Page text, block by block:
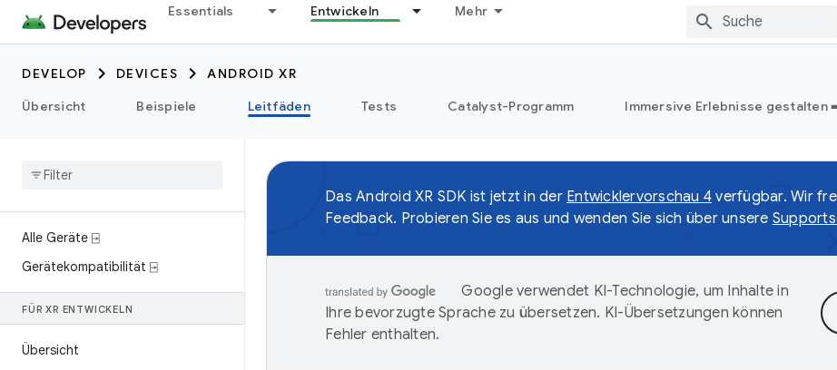
Essentials Entwickeln Mehr
DEVELOP DEVICES
ANDROID XR
Übersicht
Beispiele Leitfäden Tests Catalyst-Programm Immersive Erlebnisse gestalten
Alle Geräte ⍈
Gerätekompatibilität ⍈
FÜR XR ENTWICKELN
Übersicht
Das Android XR SDK ist jetzt in der Entwicklervorschau 4 verfügbar. Wir
Feedback. Probieren Sie es aus und wenden Sie sich über unsere
Google verwendet KI-Technologie, um Inhalte in
Ihre bevorzugte Sprache zu übersetzen. KI-Übersetzungen können
Fehler enthalten.